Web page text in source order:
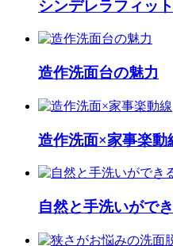
シンデレラフィッ
造作洗面台の魅力
造作洗面×家事楽動
自然と手洗いがで